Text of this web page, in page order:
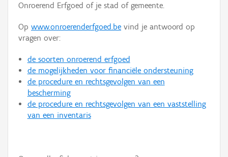
Aanmelden
Onroerend Erfgoed of je stad of gemeente.
Op www.onroerenderfgoed.be vind je antwoord op
vragen over:
de soorten onroerend erfgoed
de mogelijkheden voor financiële ondersteuning
de procedure en rechtsgevolgen van een
bescherming
de procedure en rechtsgevolgen van een vaststelling
van een inventaris